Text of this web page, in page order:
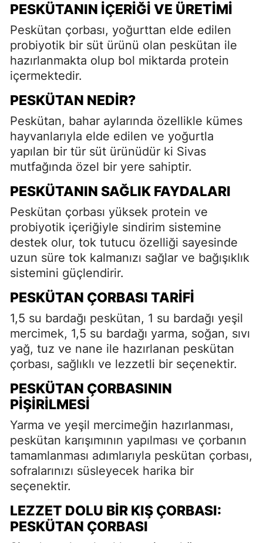
PESKÜTANIN İÇERIĞI VE ÜRETIMI
Peskütan çorbası, yoğurttan elde edilen
probiyotik bir süt ürünü olan peskütan ile
hazırlanmakta olup bol miktarda protein
içermektedir.
PESKÜTAN NEDIR?
Peskütan, bahar aylarında özellikle kümes
hayvanlarıyla elde edilen ve yoğurtla
yapılan bir tür süt ürünüdür ki Sivas
mutfağında özel bir yere sahiptir.
PESKÜTANIN SAĞLIK FAYDALARI
Peskütan çorbası yüksek protein ve
probiyotik içeriğiyle sindirim sistemine
destek olur, tok tutucu özelliği sayesinde
uzun süre tok kalmanızı sağlar ve bağışıklık
sistemini güçlendirir.
PESKÜTAN ÇORBASI TARIFI
1,5 su bardağı peskütan, 1 su bardağı yeşil
mercimek, 1,5 su bardağı yarma, soğan, sıvı
yağ, tuz ve nane ile hazırlanan peskütan
çorbası, sağlıklı ve lezzetli bir seçenektir.
PESKÜTAN ÇORBASININ
PIŞIRILMESI
Yarma ve yeşil mercimeğin hazırlanması,
peskütan karışımının yapılması ve çorbanın
tamamlanması adımlarıyla peskütan çorbası,
sofralarınızı süsleyecek harika bir
seçenektir.
LEZZET DOLU BIR KIŞ ÇORBASI:
PESKÜTAN ÇORBASI